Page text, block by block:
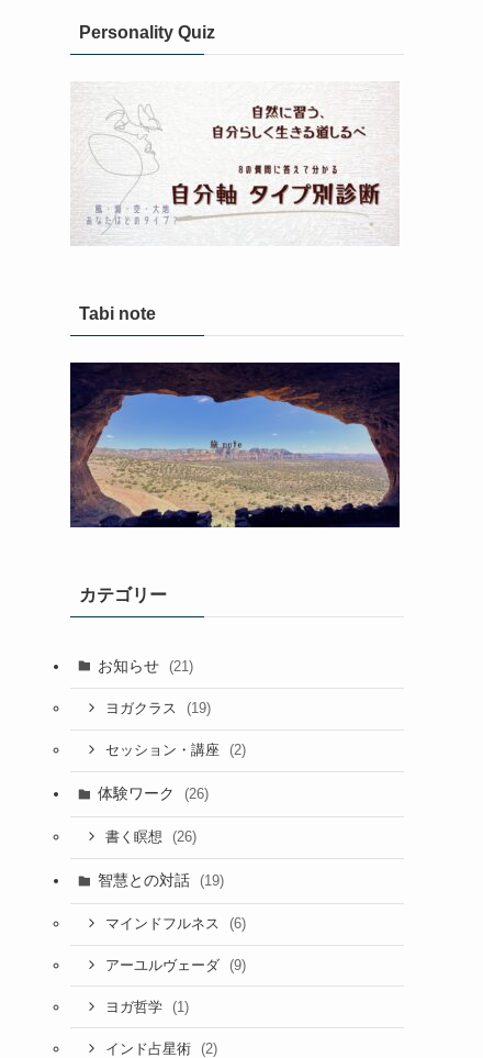
Personality Quiz
Tabi note
カテゴリー
お知らせ (21)
ヨガクラス (19)
セッション・講座 (2)
体験ワーク (26)
書く瞑想 (26)
智慧との対話 (19)
マインドフルネス (6)
アーユルヴェーダ (9)
ヨガ哲学 (1)
インド占星術 (2)